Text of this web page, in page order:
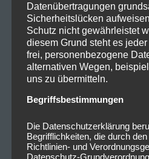
2022-09-15
Lacrimas
Hirsch Nürnberg
Wir würden ja echt gerne
spielten beide Bands am 15.
Hirsch Nürnberg….Read
MICHAELA MAYER
Datenübertragungen
Sicherheitslücken
Schutz nicht gewährleistet
diesem Grund steht es
frei, personenbezogene
alternativen Wegen,
uns zu übermitteln.
Begriffsbestimmungen
Die Datenschutzerklärung
Begrifflichkeiten, die durch
Richtlinien- und
Datenschutz-